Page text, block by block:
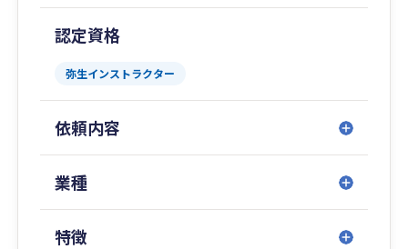
認定資格
弥生インストラクター
依頼内容
業種
特徴